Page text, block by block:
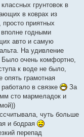
грунтовок в
в коврах из
просто приятных
вполне годными
авто и самую
На удивление
очень комфортно,
к воде не было,
опять грамотная
в связке
За
сто мармеладок и
чуть больше
и бодрая
перепад